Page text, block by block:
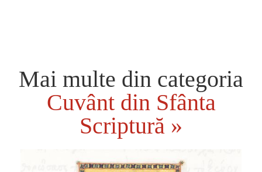
Mai multe din categoria
Cuvânt din Sfânta
Scriptură »